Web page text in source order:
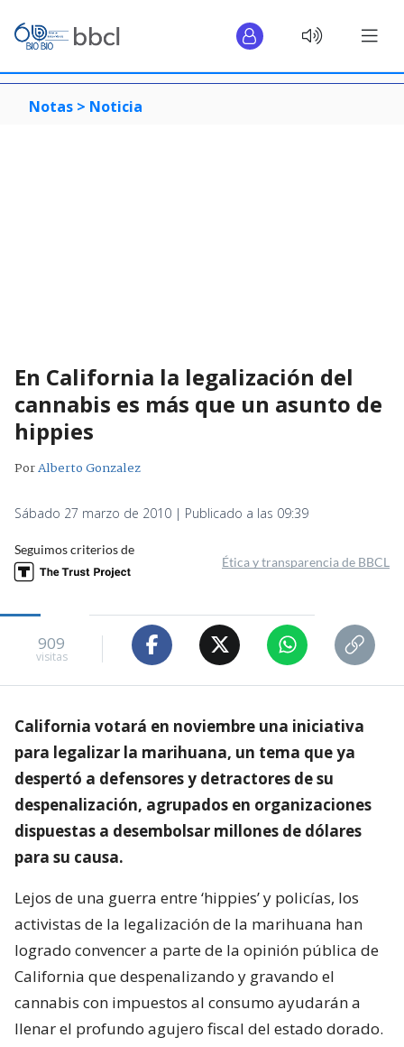
Notas > Noticia
En California la legalización del
cannabis es más que un asunto de
hippies
PorAlberto Gonzalez
Sábado 27 marzo de 2010 | Publicado a las 09:39
Seguimos criterios de
Ética y transparencia de BBCL
909
visitas
California votará en noviembre una iniciativa
para legalizar la marihuana, un tema que ya
despertó a defensores y detractores de su
despenalización, agrupados en organizaciones
dispuestas a desembolsar millones de dólares
para su causa.
Lejos de una guerra entre ‘hippies’ y policías, los
activistas de la legalización de la marihuana han
logrado convencer a parte de la opinión pública de
California que despenalizando y gravando el
cannabis con impuestos al consumo ayudarán a
llenar el profundo agujero fiscal del estado dorado.